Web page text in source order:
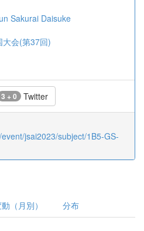
Sakurai Daisuke
会(第37回)
3 + 0 Twitter
jsai2023/subject/1B5-GS-
（月別） 分布